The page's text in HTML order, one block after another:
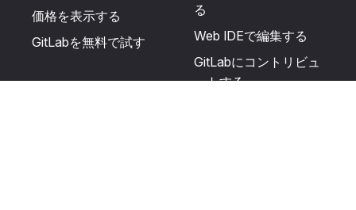
価格を表示する
GitLabを無料で試す
る
Web IDEで編集する
GitLabにコントリビュ
ートする